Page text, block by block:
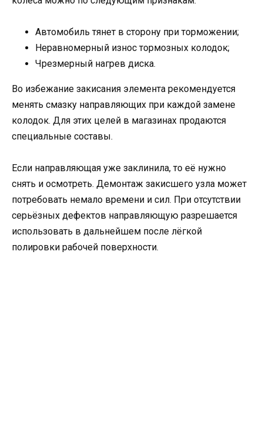
Автомобиль тянет в сторону при торможении;
Неравномерный износ тормозных колодок;
Чрезмерный нагрев диска.
Во избежание закисания элемента рекомендуется
менять смазку направляющих при каждой замене
колодок. Для этих целей в магазинах продаются
специальные составы.
Если направляющая уже заклинила, то её нужно
снять и осмотреть. Демонтаж закисшего узла может
потребовать немало времени и сил. При отсутствии
серьёзных дефектов направляющую разрешается
использовать в дальнейшем после лёгкой
полировки рабочей поверхности.